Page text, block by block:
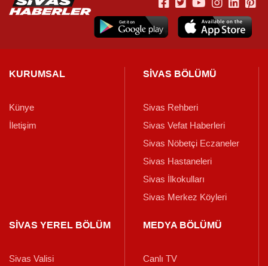
KURUMSAL
Künye
İletişim
SİVAS BÖLÜMÜ
Sivas Rehberi
Sivas Vefat Haberleri
Sivas Nöbetçi Eczaneler
Sivas Hastaneleri
Sivas İlkokulları
Sivas Merkez Köyleri
SİVAS YEREL BÖLÜM
Sivas Valisi
MEDYA BÖLÜMÜ
Canlı TV